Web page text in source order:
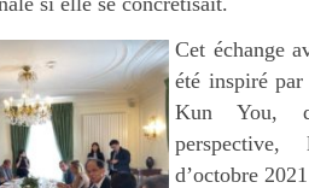
Cet échange
été inspiré
Kun You,
d’octobre